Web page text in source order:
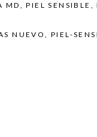
MD,PIEL SENSIBLE ,
NUEVO,PIEL-